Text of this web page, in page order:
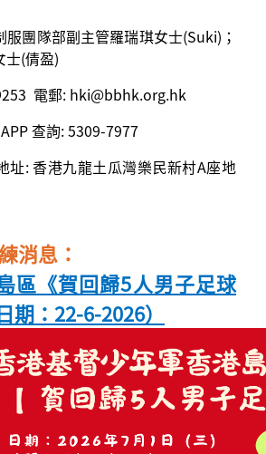
服團隊部副主管羅瑞琪女士(Suki)；
士(倩盈)
電郵: hki@bbhk.org.hk
查詢: 5309-7977
址: 香港九龍土瓜灣樂民新村A座地
消息：
區《賀回歸5人男子足球
期：22-6-2026）